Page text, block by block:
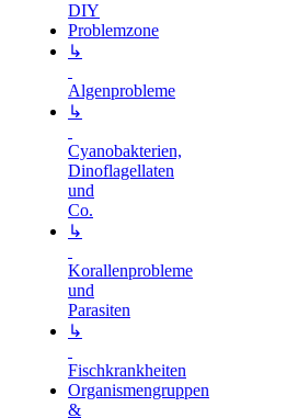
DIY
Problemzone
↳
Algenprobleme
↳
Cyanobakterien,
Dinoflagellaten
und
Co.
↳
Korallenprobleme
und
Parasiten
↳
Fischkrankheiten
Organismengruppen
&